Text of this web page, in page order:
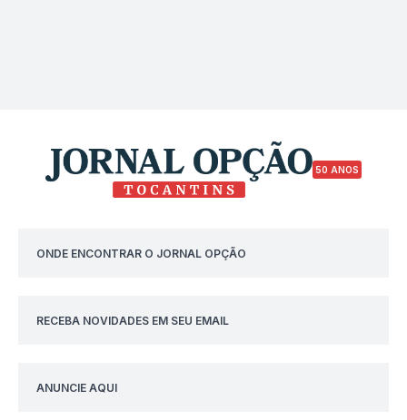
50 ANOS
ONDE ENCONTRAR O JORNAL OPÇÃO
RECEBA NOVIDADES EM SEU EMAIL
ANUNCIE AQUI